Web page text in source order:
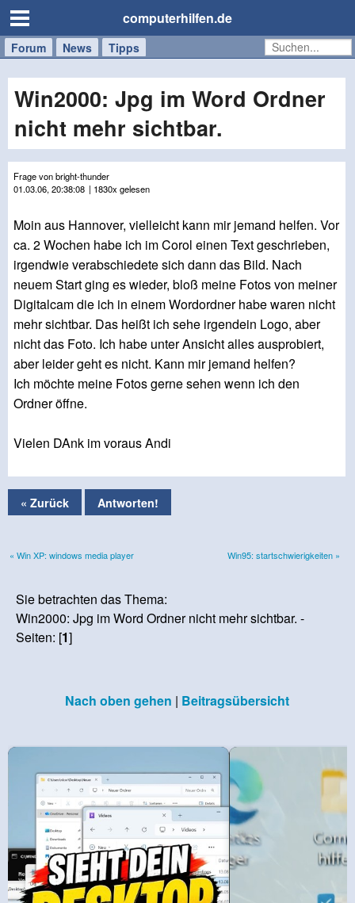
computerhilfen.de
Forum News Tipps
Handy
Tablet
Windows
Mac
Win2000: Jpg im Word Ordner
nicht mehr sichtbar.
Frage von bright-thunder
01.03.06, 20:38:08 | 1830x gelesen
Moin aus Hannover, vielleicht kann mir jemand helfen. Vor
ca. 2 Wochen habe ich im Corol einen Text geschrieben,
irgendwie verabschiedete sich dann das Bild. Nach
neuem Start ging es wieder, bloß meine Fotos von meiner
Digitalcam die ich in einem Wordordner habe waren nicht
mehr sichtbar. Das heißt ich sehe irgendein Logo, aber
nicht das Foto. Ich habe unter Ansicht alles ausprobiert,
aber leider geht es nicht. Kann mir jemand helfen?
Ich möchte meine Fotos gerne sehen wenn ich den
Ordner öffne.
Vielen DAnk im voraus Andi
« Zurück Antworten!
« Win XP: windows media player Win95: startschwierigkeiten »
Sie betrachten das Thema:
Win2000: Jpg im Word Ordner nicht mehr sichtbar. -
Seiten: [1]
Nach oben gehen | Beitragsübersicht